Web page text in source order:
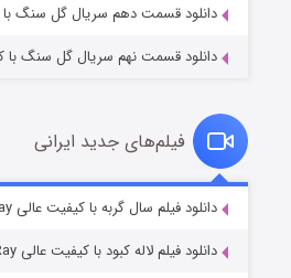
قسمت۷ (زیرنویس)
دانلود قسمت دهم سریال گل سنگ با
دانلود قسمت نهم سریال گل سنگ با
فیلم‌های جدید ایرانی
دانلود فیلم سال گربه با کیفیت عالی BluRay
دانلود فیلم لاله کبود با کیفیت عالی BluRay